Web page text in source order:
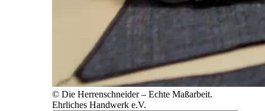
© Die Herrenschneider – Echte Maßarbeit.
Ehrliches Handwerk e.V.